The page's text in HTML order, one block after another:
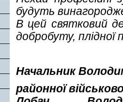
будуть
В цей святковий
добробуту, плідної
Начальник
районної